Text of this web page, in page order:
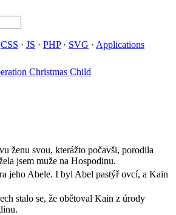
CSS · JS · PHP· SVG · Applications
ženu svou, kterážto počavši, porodila
jsem muže na Hospodinu.
jeho Abele. I byl Abel pastýř ovcí, a Kain
stalo se, že obětoval Kain z úrody